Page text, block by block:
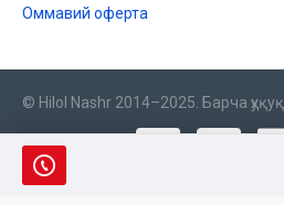
Оммавий оферта
© Hilol Nashr 2014–2025. Барча